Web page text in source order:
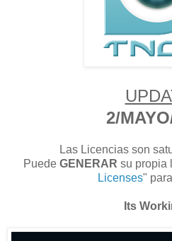
2/
Las Licencias son
Puede GENERAR su propia
Licenses" para
Its